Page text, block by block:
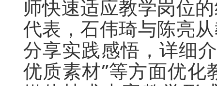
师快速适应教学岗位
代表，石伟琦与陈亮
分享实践感悟，详细
优质素材”等方面优